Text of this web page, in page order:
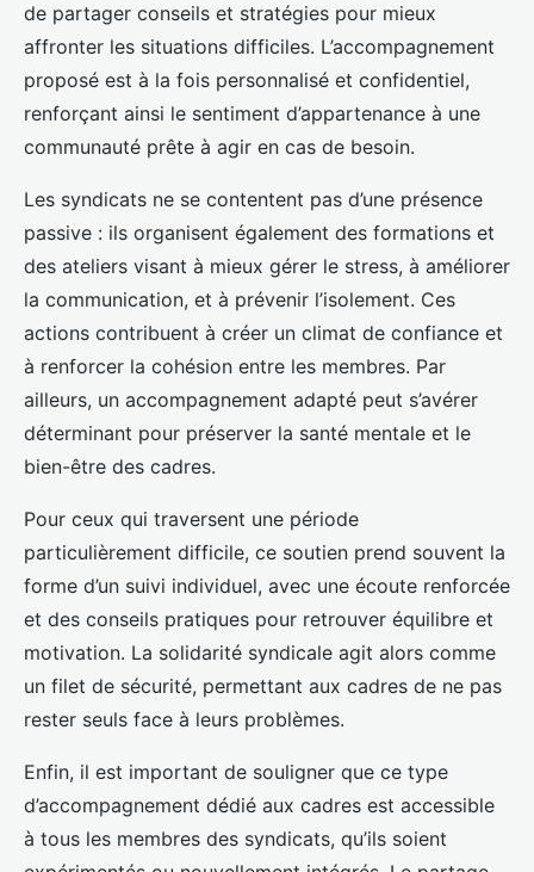
de partager conseils et stratégies pour mieux
affronter les situations difficiles. L’accompagnement
proposé est à la fois personnalisé et confidentiel,
renforçant ainsi le sentiment d’appartenance à une
communauté prête à agir en cas de besoin.
Les syndicats ne se contentent pas d’une présence
passive : ils organisent également des formations et
des ateliers visant à mieux gérer le stress, à améliorer
la communication, et à prévenir l’isolement. Ces
actions contribuent à créer un climat de confiance et
à renforcer la cohésion entre les membres. Par
ailleurs, un accompagnement adapté peut s’avérer
déterminant pour préserver la santé mentale et le
bien-être des cadres.
Pour ceux qui traversent une période
particulièrement difficile, ce soutien prend souvent la
forme d’un suivi individuel, avec une écoute renforcée
et des conseils pratiques pour retrouver équilibre et
motivation. La solidarité syndicale agit alors comme
un filet de sécurité, permettant aux cadres de ne pas
rester seuls face à leurs problèmes.
Enfin, il est important de souligner que ce type
d’accompagnement dédié aux cadres est accessible
à tous les membres des syndicats, qu’ils soient